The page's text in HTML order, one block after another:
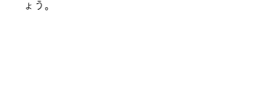
ょう。